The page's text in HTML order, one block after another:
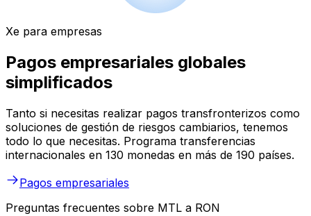
Xe para empresas
Pagos empresariales globales
simplificados
Tanto si necesitas realizar pagos transfronterizos como
soluciones de gestión de riesgos cambiarios, tenemos
todo lo que necesitas. Programa transferencias
internacionales en 130 monedas en más de 190 países.
Pagos empresariales
Preguntas frecuentes sobre MTL a RON